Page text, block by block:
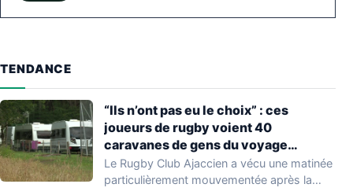
TENDANCE
“Ils n’ont pas eu le choix” : ces
joueurs de rugby voient 40
caravanes de gens du voyage
s’installer dans leur stade, ils les
délogent en moins d’1 heure
Le Rugby Club Ajaccien a vécu une matinée
particulièrement mouvementée après la